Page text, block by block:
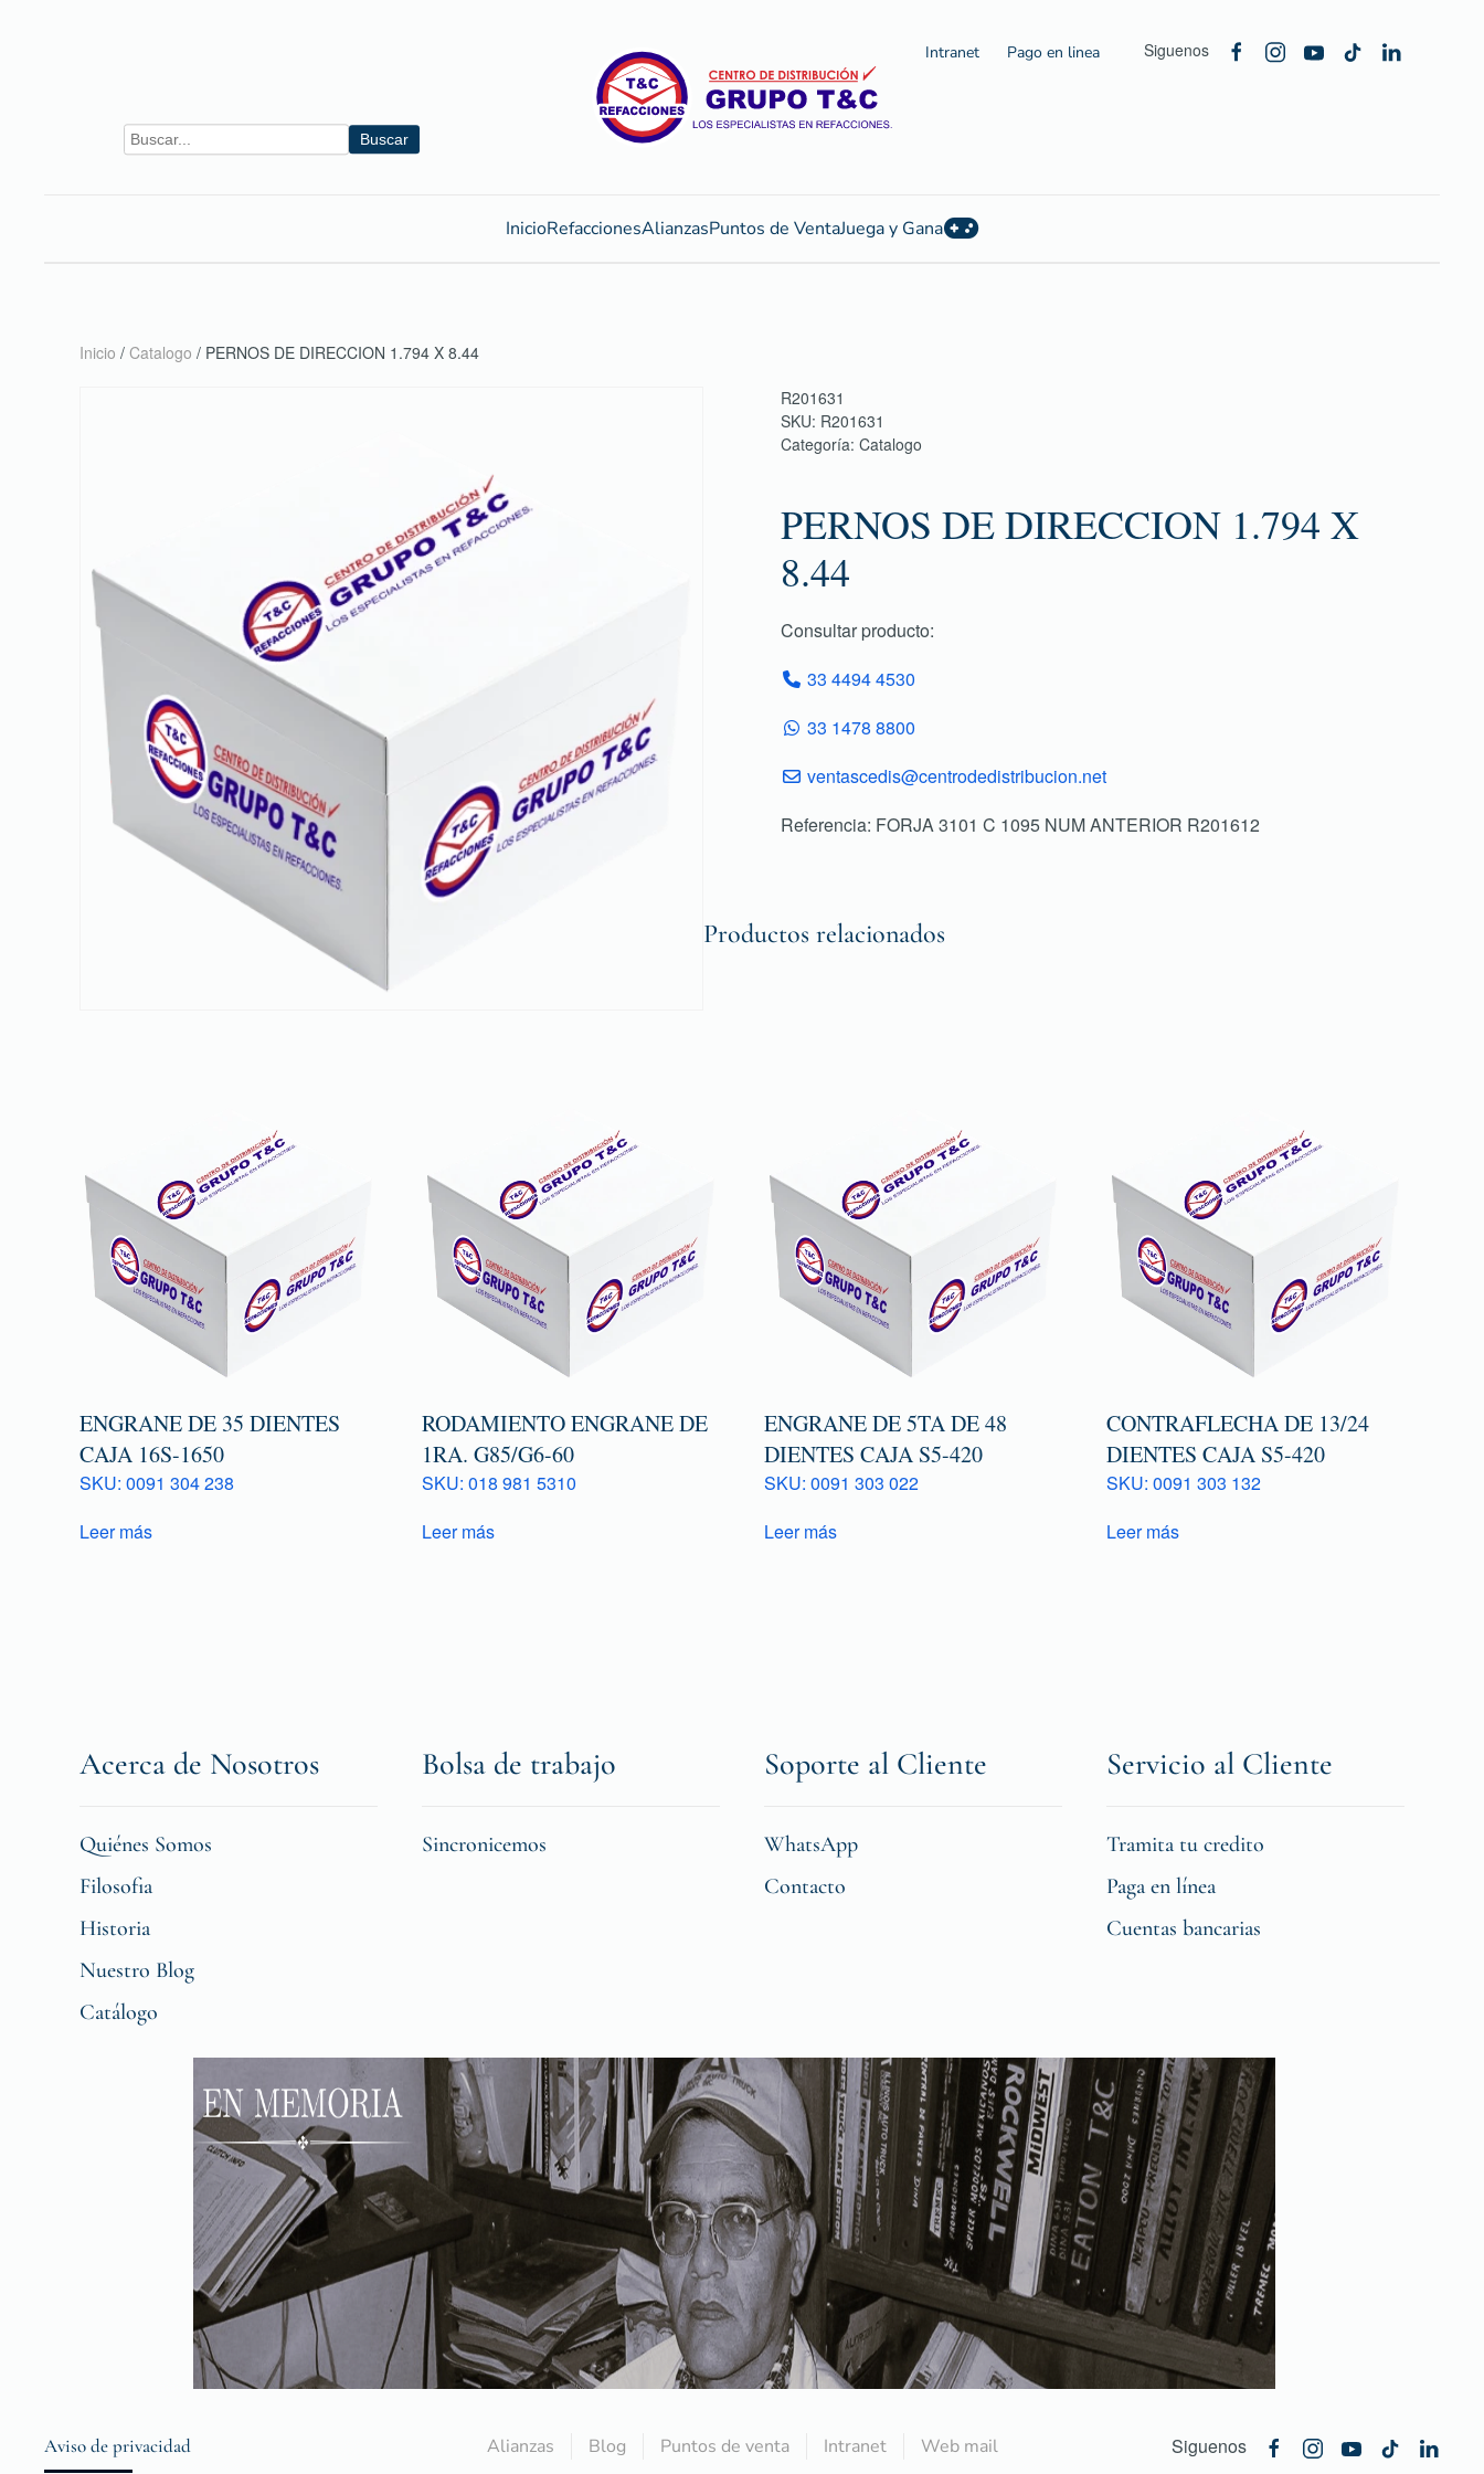
Buscar
Intranet Pago en linea Siguenos
InicioRefaccionesAlianzasPuntos de VentaJuega y Gana
Inicio / Catalogo / PERNOS DE DIRECCION 1.794 X 8.44
R201631
SKU: R201631
Categoría: Catalogo
PERNOS DE DIRECCION 1.794 X
8.44
Consultar producto:
33 4494 4530
33 1478 8800
ventascedis@centrodedistribucion.net
Referencia: FORJA 3101 C 1095 NUM ANTERIOR R201612
Productos relacionados
ENGRANE DE 35 DIENTES
CAJA 16S-1650
SKU: 0091 304 238
Leer más
RODAMIENTO ENGRANE DE
1RA. G85/G6-60
SKU: 018 981 5310
Leer más
ENGRANE DE 5TA DE 48
DIENTES CAJA S5-420
SKU: 0091 303 022
Leer más
CONTRAFLECHA DE 13/24
DIENTES CAJA S5-420
SKU: 0091 303 132
Leer más
Acerca de Nosotros
Quiénes Somos
Filosofia
Historia
Nuestro Blog
Catálogo
Bolsa de trabajo
Sincronicemos
Soporte al Cliente
WhatsApp
Contacto
Servicio al Cliente
Tramita tu credito
Paga en línea
Cuentas bancarias
Aviso de privacidad Alianzas Blog Puntos de venta Intranet Web mail Siguenos